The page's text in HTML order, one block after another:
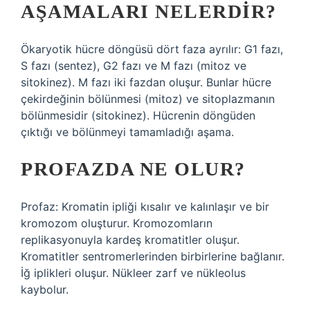
AŞAMALARI NELERDIR?
Ökaryotik hücre döngüsü dört faza ayrılır: G1 fazı,
S fazı (sentez), G2 fazı ve M fazı (mitoz ve
sitokinez). M fazı iki fazdan oluşur. Bunlar hücre
çekirdeğinin bölünmesi (mitoz) ve sitoplazmanın
bölünmesidir (sitokinez). Hücrenin döngüden
çıktığı ve bölünmeyi tamamladığı aşama.
PROFAZDA NE OLUR?
Profaz: Kromatin ipliği kısalır ve kalınlaşır ve bir
kromozom oluşturur. Kromozomların
replikasyonuyla kardeş kromatitler oluşur.
Kromatitler sentromerlerinden birbirlerine bağlanır.
İğ iplikleri oluşur. Nükleer zarf ve nükleolus
kaybolur.